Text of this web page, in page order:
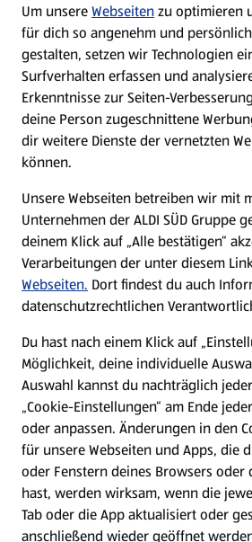
WhatsApp
Über ALDI SÜD
Filialen
Nachhaltigkeit
Karriere
Presse
Hilfe & Kontakt
(öffnet in einem neuen Tab)
Unternehmen
Folge uns hier:
Um unsereWebseitenzu optimieren
für dich so angenehm und
gestalten, setzen wir Technologien
Surfverhalten erfassen und
Erkenntnisse zur Seiten-
deine Person zugeschnittene
dir weitere Dienste der vernetzten
können.
Unsere Webseiten betreiben wir mit
Unternehmen der ALDI SÜD Gruppe
deinem Klick auf „Alle bestätigen“
Verarbeitungen der unter diesem
Webseiten. Dort findest du auch
datenschutzrechtlichen
Du hast nach einem Klick auf
Möglichkeit, deine individuelle
Auswahl kannst du nachträglich
„Cookie-Einstellungen“ am Ende
oder anpassen. Änderungen in den
für unsere Webseiten und Apps, die
oder Fenstern deines Browsers oder
hast, werden wirksam, wenn die
Tab oder die App aktualisiert oder
anschließend wieder geöffnet